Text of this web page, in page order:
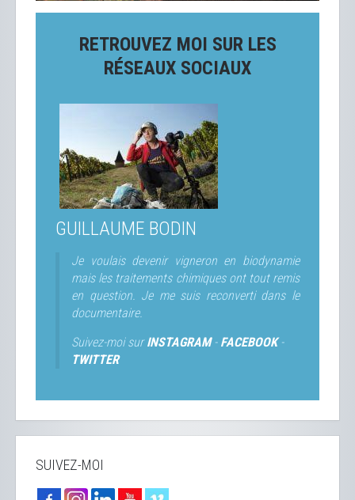
RETROUVEZ MOI SUR LES
RÉSEAUX SOCIAUX
GUILLAUME BODIN
Je voulais devenir vigneron en biodynamie
mais les traitements chimiques ont tout remis
en question. Je me suis reconverti dans le
documentaire.
Suivez-moi surINSTAGRAM- FACEBOOK-
TWITTER
SUIVEZ-MOI